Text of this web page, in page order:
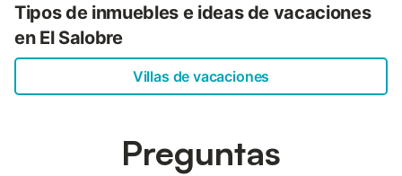
Tipos de inmuebles e ideas de vacaciones
en El Salobre
Villas de vacaciones
Preguntas